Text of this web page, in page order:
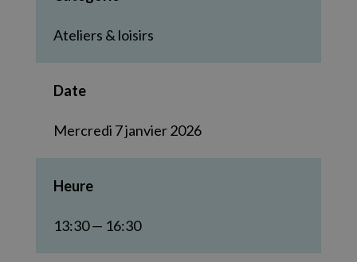
Ateliers & loisirs
Date
Mercredi 7 janvier 2026
Heure
13:30 — 16:30